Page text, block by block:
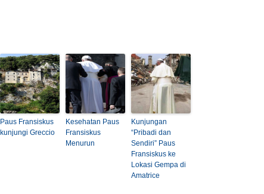
Paus Fransiskus
kunjungi Greccio
Kesehatan Paus
Fransiskus
Menurun
Kunjungan
“Pribadi dan
Sendiri” Paus
Fransiskus ke
Lokasi Gempa di
Amatrice